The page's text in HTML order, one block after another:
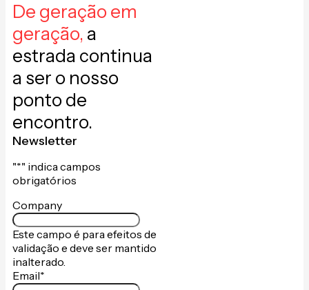
De geração em
geração, a
estrada continua
a ser o nosso
ponto de
encontro.
Newsletter
"*" indica campos
obrigatórios
Company
Este campo é para efeitos de
validação e deve ser mantido
inalterado.
Email*